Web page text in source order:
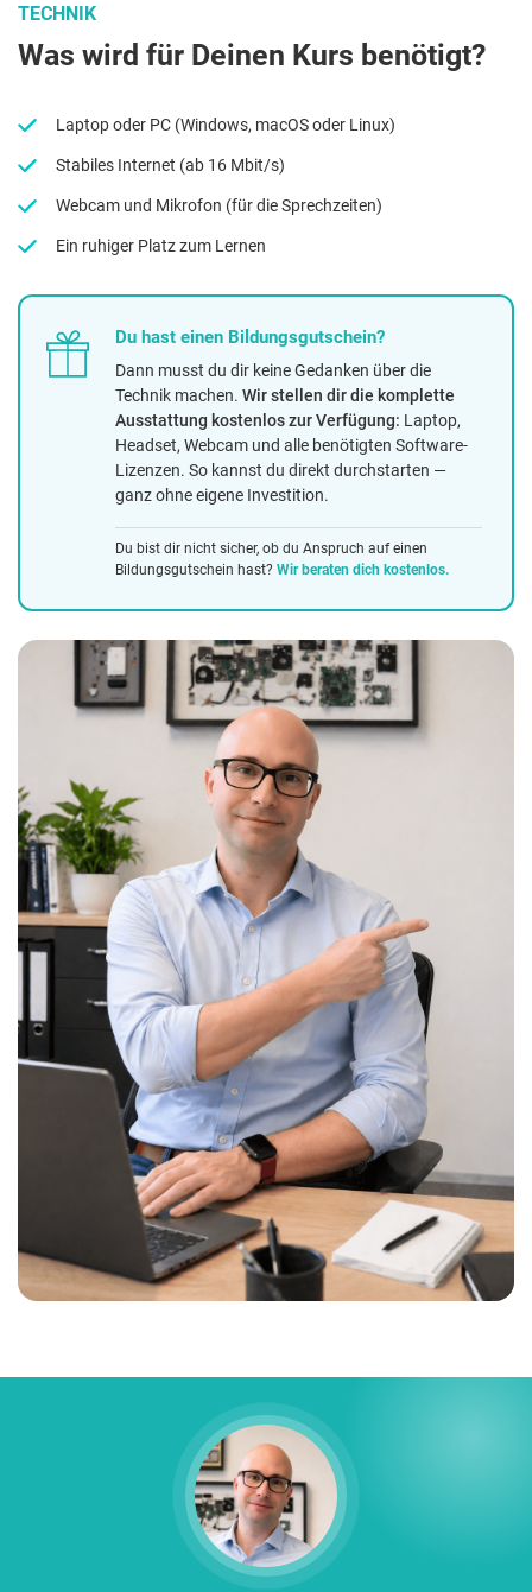
TECHNIK
Was wird für Deinen Kurs benötigt?
Laptop oder PC (Windows, macOS oder Linux)
Stabiles Internet (ab 16 Mbit/s)
Webcam und Mikrofon (für die Sprechzeiten)
Ein ruhiger Platz zum Lernen
Du hast einen Bildungsgutschein?
Dann musst du dir keine Gedanken über die
Technik machen. Wir stellen dir die komplette
Ausstattung kostenlos zur Verfügung: Laptop,
Headset, Webcam und alle benötigten Software-
Lizenzen. So kannst du direkt durchstarten —
ganz ohne eigene Investition.
Du bist dir nicht sicher, ob du Anspruch auf einen
Bildungsgutschein hast? Wir beraten dich kostenlos.